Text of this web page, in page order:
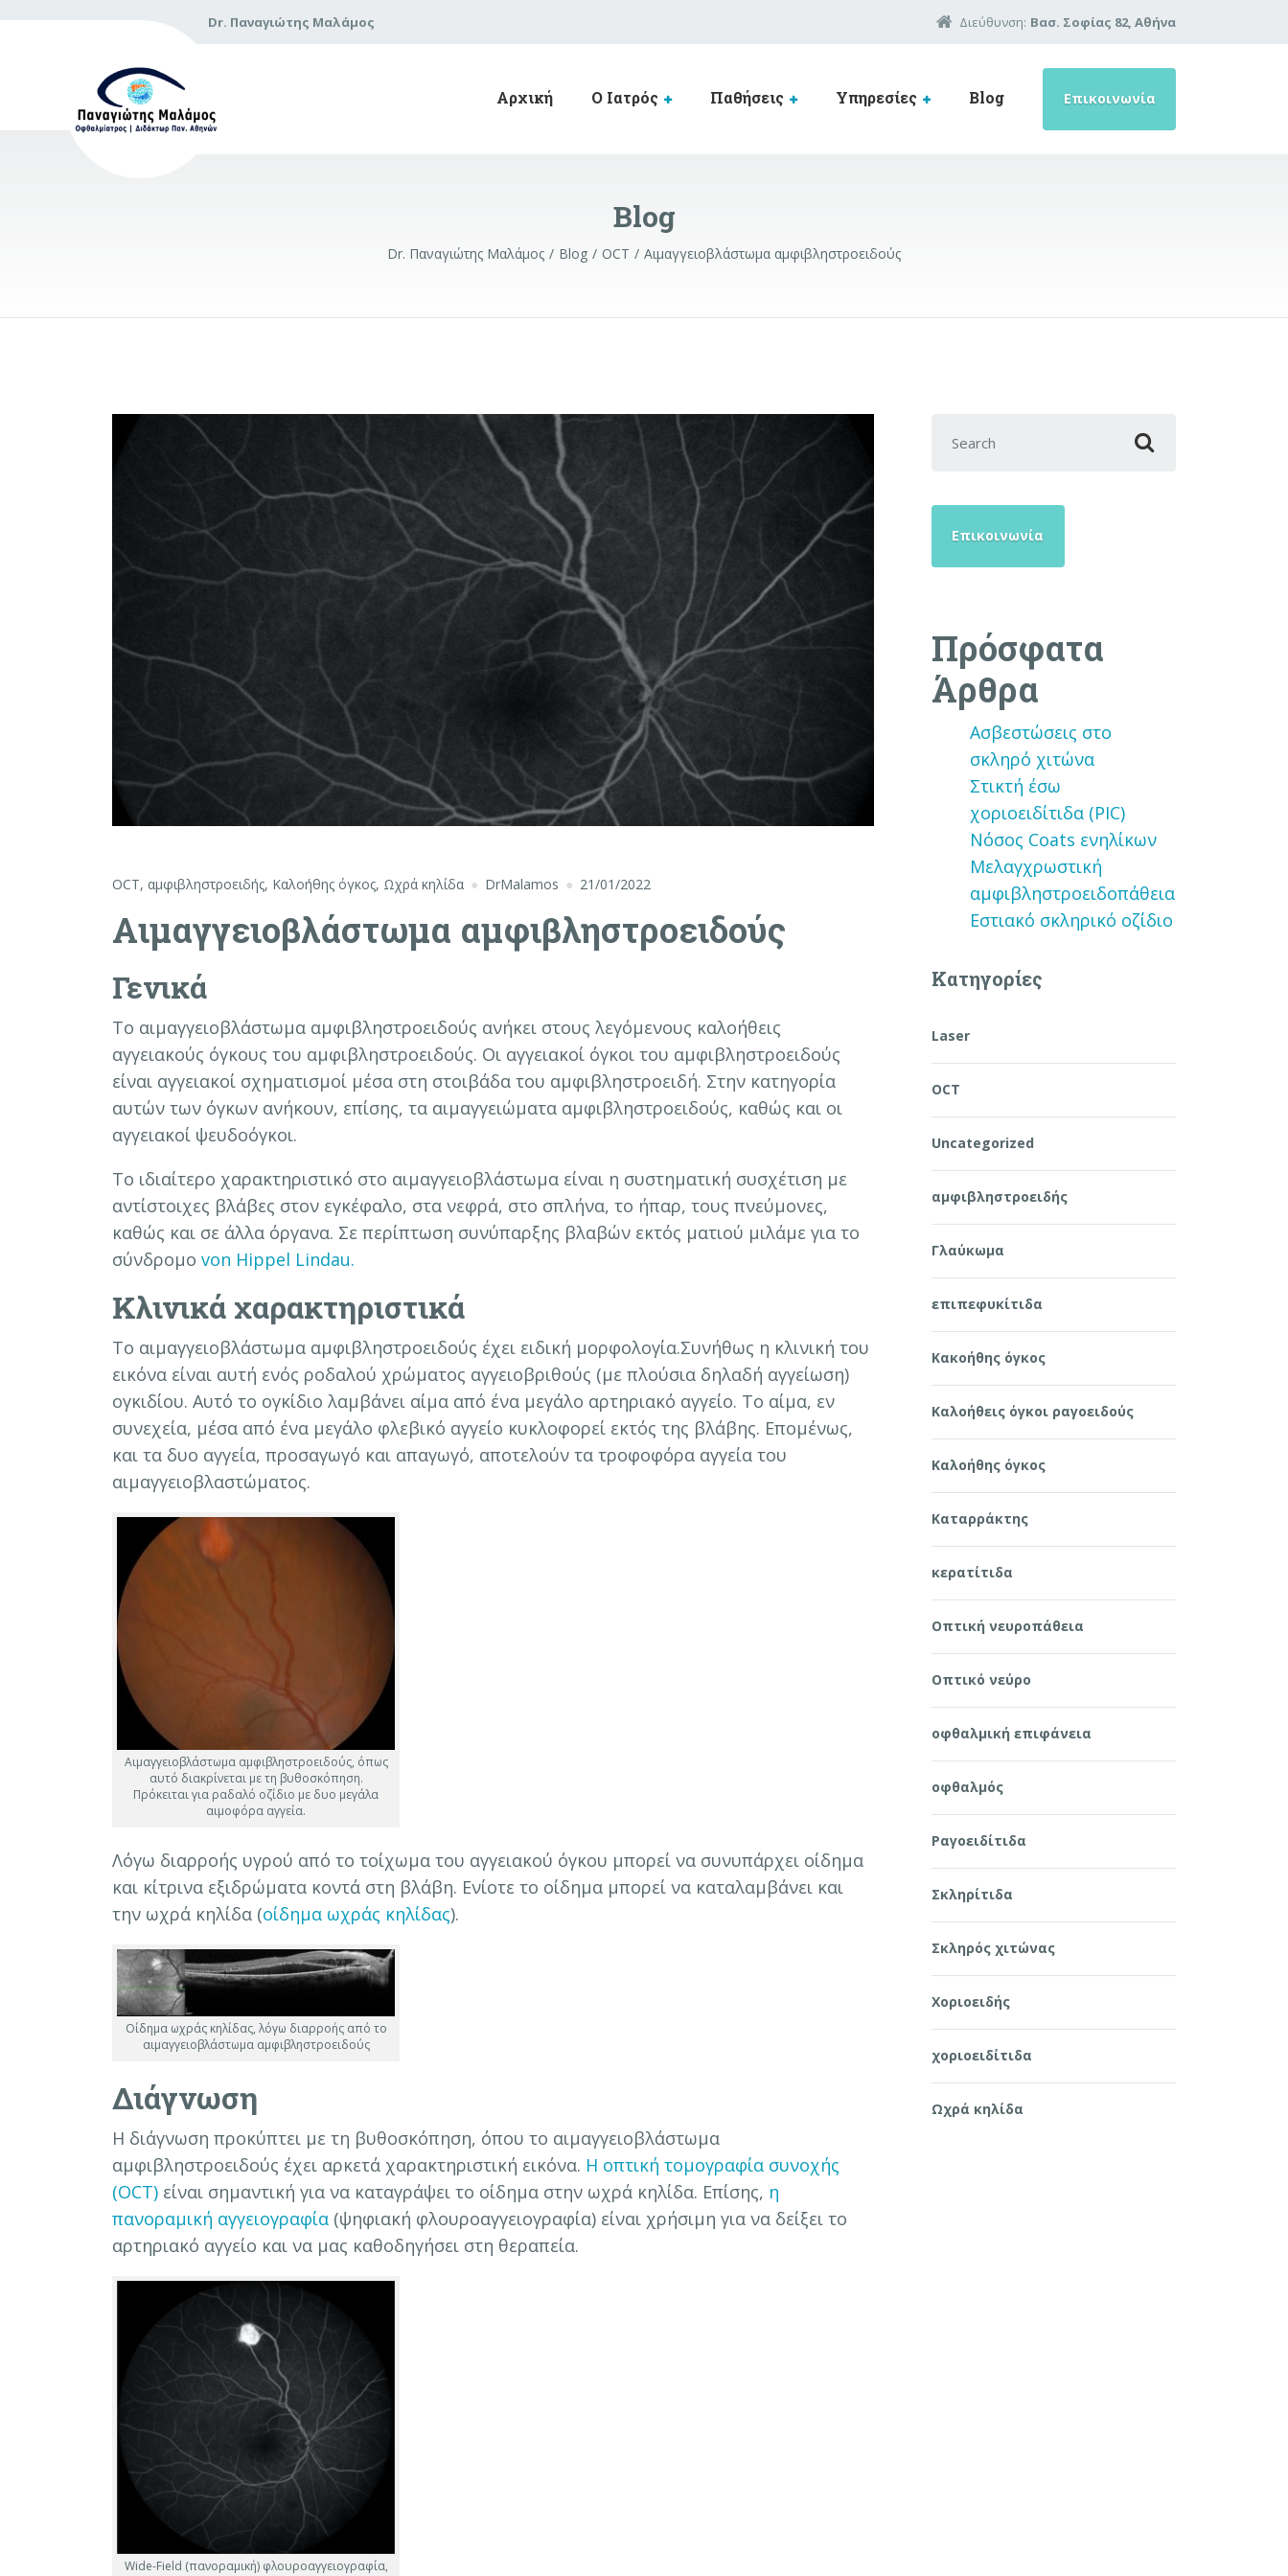
Dr. Παναγιώτης Μαλάμος Διεύθυνση: Βασ. Σοφίας 82, Αθήνα
Αρχική Ο Ιατρός Παθήσεις Υπηρεσίες Blog Επικοινωνία
Blog
Dr. Παναγιώτης Μαλάμος Blog OCT Αιμαγγειοβλάστωμα αμφιβληστροειδούς
OCT, αμφιβληστροειδής, Καλοήθης όγκος, Ωχρά κηλίδα DrMalamos 21/01/2022
Αιμαγγειοβλάστωμα αμφιβληστροειδούς
Γενικά
Το αιμαγγειοβλάστωμα αμφιβληστροειδούς ανήκει στους λεγόμενους καλοήθεις
αγγειακούς όγκους του αμφιβληστροειδούς. Οι αγγειακοί όγκοι του αμφιβληστροειδούς
είναι αγγειακοί σχηματισμοί μέσα στη στοιβάδα του αμφιβληστροειδή. Στην κατηγορία
αυτών των όγκων ανήκουν, επίσης, τα αιμαγγειώματα αμφιβληστροειδούς, καθώς και οι
αγγειακοί ψευδοόγκοι.
Το ιδιαίτερο χαρακτηριστικό στο αιμαγγειοβλάστωμα είναι η συστηματική συσχέτιση με
αντίστοιχες βλάβες στον εγκέφαλο, στα νεφρά, στο σπλήνα, το ήπαρ, τους πνεύμονες,
καθώς και σε άλλα όργανα. Σε περίπτωση συνύπαρξης βλαβών εκτός ματιού μιλάμε για το
σύνδρομο von Hippel Lindau.
Κλινικά χαρακτηριστικά
Το αιμαγγειοβλάστωμα αμφιβληστροειδούς έχει ειδική μορφολογία.Συνήθως η κλινική του
εικόνα είναι αυτή ενός ροδαλού χρώματος αγγειοβριθούς (με πλούσια δηλαδή αγγείωση)
ογκιδίου. Αυτό το ογκίδιο λαμβάνει αίμα από ένα μεγάλο αρτηριακό αγγείο. Το αίμα, εν
συνεχεία, μέσα από ένα μεγάλο φλεβικό αγγείο κυκλοφορεί εκτός της βλάβης. Επομένως,
και τα δυο αγγεία, προσαγωγό και απαγωγό, αποτελούν τα τροφοφόρα αγγεία του
αιμαγγειοβλαστώματος.
Αιμαγγειοβλάστωμα αμφιβληστροειδούς, όπως
αυτό διακρίνεται με τη βυθοσκόπηση.
Πρόκειται για ραδαλό οζίδιο με δυο μεγάλα
αιμοφόρα αγγεία.
Λόγω διαρροής υγρού από το τοίχωμα του αγγειακού όγκου μπορεί να συνυπάρχει οίδημα
και κίτρινα εξιδρώματα κοντά στη βλάβη. Ενίοτε το οίδημα μπορεί να καταλαμβάνει και
την ωχρά κηλίδα (οίδημα ωχράς κηλίδας).
Οίδημα ωχράς κηλίδας, λόγω διαρροής από το
αιμαγγειοβλάστωμα αμφιβληστροειδούς
Διάγνωση
Η διάγνωση προκύπτει με τη βυθοσκόπηση, όπου το αιμαγγειοβλάστωμα
αμφιβληστροειδούς έχει αρκετά χαρακτηριστική εικόνα. Η οπτική τομογραφία συνοχής
(OCT) είναι σημαντική για να καταγράψει το οίδημα στην ωχρά κηλίδα. Επίσης, η
πανοραμική αγγειογραφία (ψηφιακή φλουροαγγειογραφία) είναι χρήσιμη για να δείξει το
αρτηριακό αγγείο και να μας καθοδηγήσει στη θεραπεία.
Wide-Field (πανοραμική) φλουροαγγειογραφία,
Επικοινωνία
Πρόσφατα
Άρθρα
Ασβεστώσεις στο
σκληρό χιτώνα
Στικτή έσω
χοριοειδίτιδα (PIC)
Νόσος Coats ενηλίκων
Μελαγχρωστική
αμφιβληστροειδοπάθεια
Εστιακό σκληρικό οζίδιο
Kατηγορίες
Laser
OCT
Uncategorized
αμφιβληστροειδής
Γλαύκωμα
επιπεφυκίτιδα
Κακοήθης όγκος
Καλοήθεις όγκοι ραγοειδούς
Καλοήθης όγκος
Καταρράκτης
κερατίτιδα
Οπτική νευροπάθεια
Οπτικό νεύρο
οφθαλμική επιφάνεια
οφθαλμός
Ραγοειδίτιδα
Σκληρίτιδα
Σκληρός χιτώνας
Χοριοειδής
χοριοειδίτιδα
Ωχρά κηλίδα